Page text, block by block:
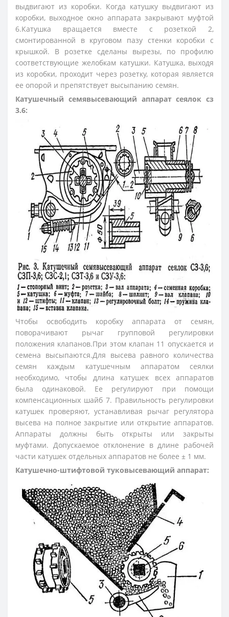
выдвигают из коробки. Когда катушку выдвигают из
коробки, выходное окно аппарата закрывают муфтой
6.Катушка вращается вместе с розеткой 2,
смонтированной в круговом пазу стенки коробки с
крышкой. В розетке сделаны вырезы, по профилю
соответствующие желобкам катушки. Катушка, выходя
из коробки, проходит через розетку, которая является
ее опорой и препятствует высыпанию семян.
Катушечный семявысевающий аппарат сеялок сз
3.6:
Чтобы освободить коробку аппарата от семян,
поворачивают рычаг групповой регулировки
положения клапанов.При этом клапан 11 опускается и
семена высыпаются.Для высева равного количества
семян каждым катушечным аппаратом сеялки
необходимо, чтобы длина катушек всех аппаратов
была одинаковой. Ее регулируют при помощи
компенсационных шайб 7. Правильность регулировки
катушек проверяют, устанавливая рычаг регулятора
высева на полное закрытие или открытие аппаратов.
Аппараты должны быть открыты или закрыты
муфтами. Допускаемое отклонение в длине рабочей
части катушек отдельных аппаратов не более ± 1 мм.
Катушечно-штифтовой туковысевающий аппарат: